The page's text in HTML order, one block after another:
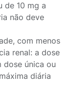
de 10 mg a
não deve
com menos
renal: a dose
dose única ou
diária